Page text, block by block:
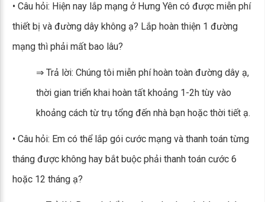
• Câu hỏi: Hiện nay lắp mạng ở Hưng Yên có được miễn phí
thiết bị và đường dây không ạ? Lắp hoàn thiện 1 đường
mạng thì phải mất bao lâu?
⇒ Trả lời: Chúng tôi miễn phí hoàn toàn đường dây ạ,
thời gian triển khai hoàn tất khoảng 1-2h tùy vào
khoảng cách từ trụ tổng đến nhà bạn hoặc thời tiết ạ.
• Câu hỏi: Em có thể lắp gói cước mạng và thanh toán từng
tháng được không hay bắt buộc phải thanh toán cước 6
hoặc 12 tháng ạ?